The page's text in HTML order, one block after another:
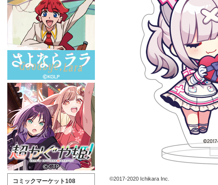
©2017-2020 Ichikara Inc.
コミックマーケット108